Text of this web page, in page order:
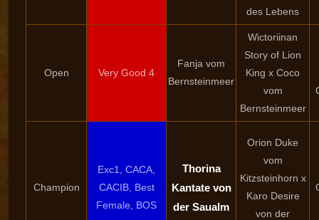
des Lebens
Open Very Good 4
Fanja vom
Bernsteinmeer
Wictoriinan
Story of Lion
King x Coco
vom
Bernsteinmeer
Champion
Exc1, CACA,
CACIB, Best
Female, BOS
Thorina
Kantate von
der Saualm
Orion Duke
vom
Kitzsteinhorn x
Karo Desire
von der